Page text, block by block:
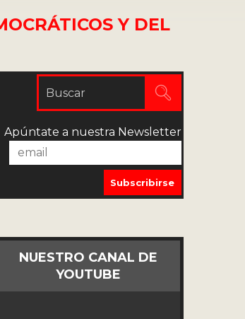
Y DEL
Apúntate a nuestra Newsletter
NUESTRO CANAL DE
YOUTUBE